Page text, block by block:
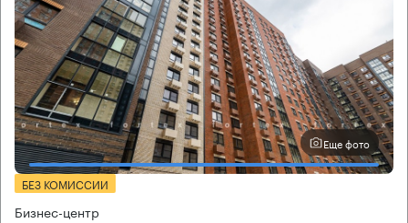
Еще фото
БЕЗ КОМИССИИ
Бизнес-центр